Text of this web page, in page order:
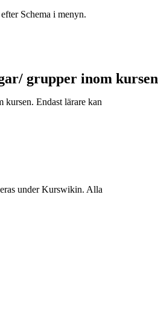
Schema i menyn.
grupper inom kursen
kursen. Endast lärare kan
under Kurswikin. Alla